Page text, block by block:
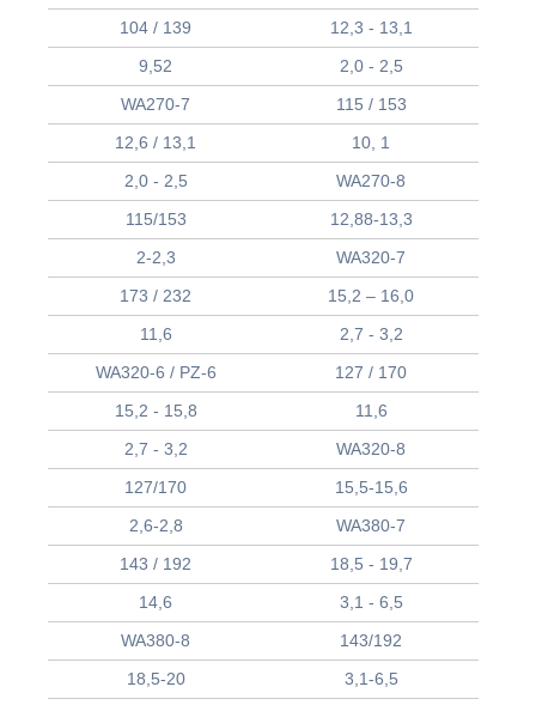
104 / 139
12,3 - 13,1
9,52
2,0 - 2,5
WA270-7
115 / 153
12,6 / 13,1
10, 1
2,0 - 2,5
WA270-8
115/153
12,88-13,3
2-2,3
WA320-7
173 / 232
15,2 – 16,0
11,6
2,7 - 3,2
WA320-6 / PZ-6
127 / 170
15,2 - 15,8
11,6
2,7 - 3,2
WA320-8
127/170
15,5-15,6
2,6-2,8
WA380-7
143 / 192
18,5 - 19,7
14,6
3,1 - 6,5
WA380-8
143/192
18,5-20
3,1-6,5